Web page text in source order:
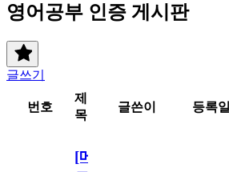
영어공부 인증 게시판
글쓰기
번호
제
목
글쓴이 등록일
[메